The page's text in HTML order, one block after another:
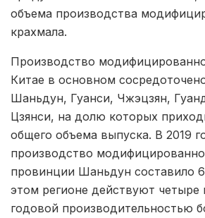
объема производства
крахмала.
Производство
Китае в основном
Шаньдун, Гуанси, Чжэцзян,
Цзянси, на долю которых
общего объема выпуска. В 2019
производство
провинции Шаньдун составило
этом регионе действуют четыре
годовой производительностью